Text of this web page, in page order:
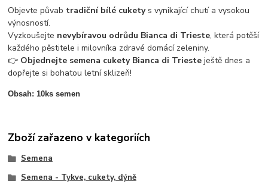
Objevte půvab tradiční bílé cuketys vynikající chutí a vysokou
výnosností.
Vyzkoušejte nevybíravou odrůdu Bianca di Trieste, která potěší
každého pěstitele i milovníka zdravé domácí zeleniny.
👉 Objednejte semena cukety Bianca di Trieste ještě dnes a
dopřejte si bohatou letní sklizeň!
Obsah: 10ks semen
Zboží zařazeno v kategoriích
Semena
Semena - Tykve, cukety, dýně